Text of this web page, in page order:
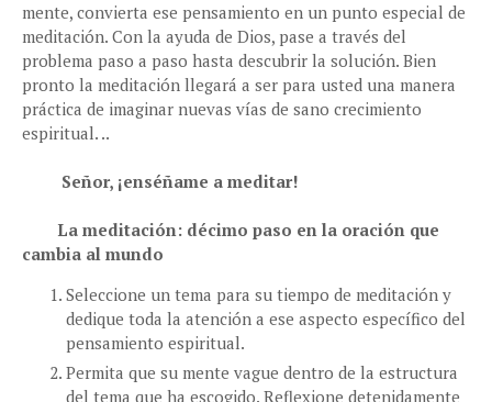
mente, convierta ese pensamiento en un punto especial de
meditación. Con la ayuda de Dios, pase a través del
problema paso a paso hasta descubrir la solución. Bien
pronto la meditación llegará a ser para usted una manera
práctica de imaginar nuevas vías de sano crecimiento
espiritual. ..
Señor, ¡enséñame a meditar!
La meditación: décimo paso en la oración que
cambia al mundo
Seleccione un tema para su tiempo de meditación y
dedique toda la atención a ese aspecto específico del
pensamiento espiritual.
Permita que su mente vague dentro de la estructura
del tema que ha escogido. Reflexione detenidamente